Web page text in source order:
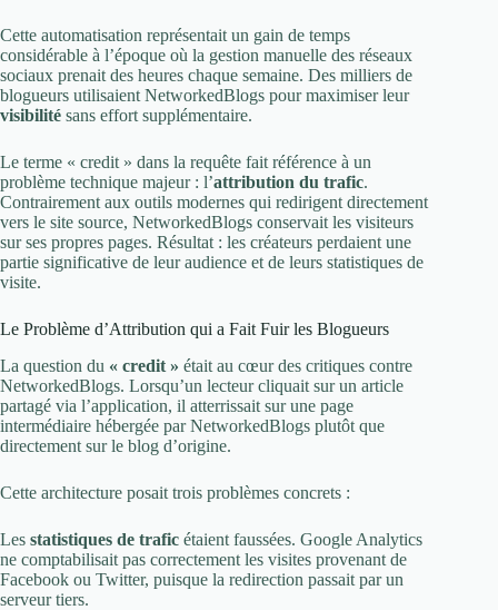
Cette automatisation représentait un gain de temps
considérable à l’époque où la gestion manuelle des réseaux
sociaux prenait des heures chaque semaine. Des milliers de
blogueurs utilisaient NetworkedBlogs pour maximiser leur
visibilité sans effort supplémentaire.
Le terme « credit » dans la requête fait référence à un
problème technique majeur : l’attribution du trafic.
Contrairement aux outils modernes qui redirigent directement
vers le site source, NetworkedBlogs conservait les visiteurs
sur ses propres pages. Résultat : les créateurs perdaient une
partie significative de leur audience et de leurs statistiques de
visite.
Le Problème d’Attribution qui a Fait Fuir les Blogueurs
La question du « credit » était au cœur des critiques contre
NetworkedBlogs. Lorsqu’un lecteur cliquait sur un article
partagé via l’application, il atterrissait sur une page
intermédiaire hébergée par NetworkedBlogs plutôt que
directement sur le blog d’origine.
Cette architecture posait trois problèmes concrets :
Les statistiques de trafic étaient faussées. Google Analytics
ne comptabilisait pas correctement les visites provenant de
Facebook ou Twitter, puisque la redirection passait par un
serveur tiers.